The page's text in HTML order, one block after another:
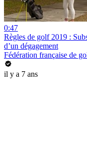
0:47
Règles de golf 2019 :
d’un dégagement
Fédération française de
il y a 7 ans